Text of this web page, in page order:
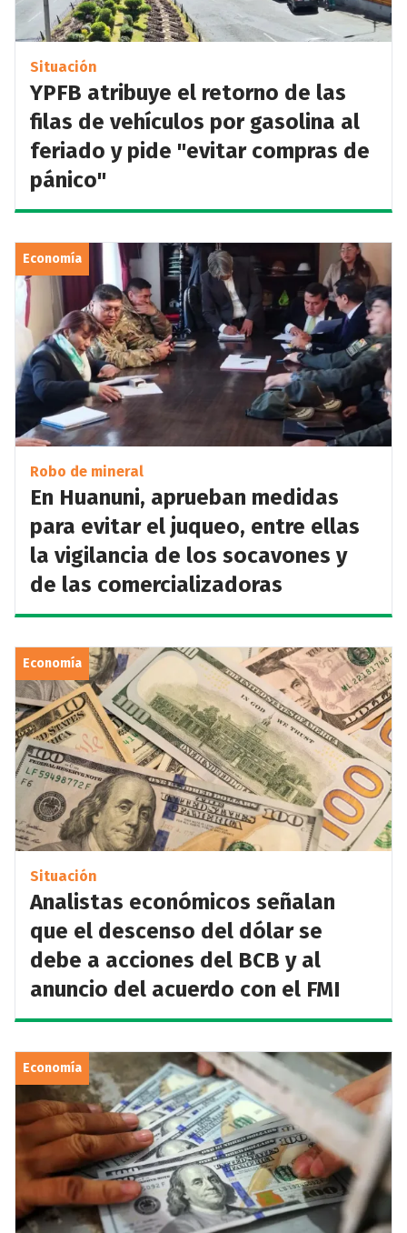
Situación
YPFB atribuye el retorno de las
filas de vehículos por gasolina al
feriado y pide "evitar compras de
pánico"
Economía
Robo de mineral
En Huanuni, aprueban medidas
para evitar el juqueo, entre ellas
la vigilancia de los socavones y
de las comercializadoras
Economía
Situación
Analistas económicos señalan
que el descenso del dólar se
debe a acciones del BCB y al
anuncio del acuerdo con el FMI
Economía